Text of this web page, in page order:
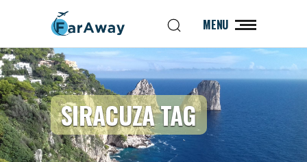
MENU
SIRACUZA TAG